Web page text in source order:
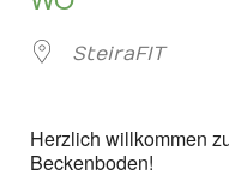
SteiraFIT
Herzlich willkommen
Beckenboden!